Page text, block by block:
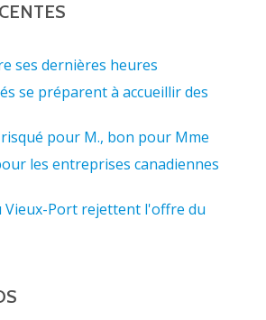
ses dernières heures
se préparent à accueillir des
risqué pour M., bon pour Mme
les entreprises canadiennes
Vieux-Port rejettent l'offre du